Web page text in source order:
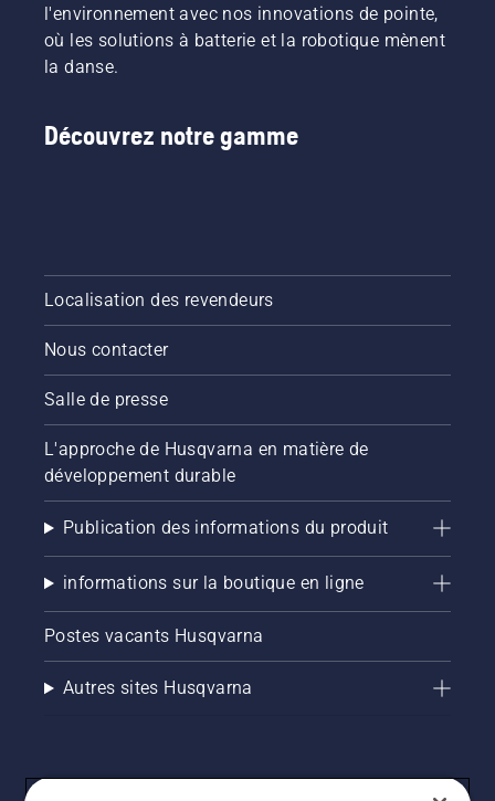
l'environnement avec nos innovations de pointe,
où les solutions à batterie et la robotique mènent
la danse.
Découvrez notre gamme
Localisation des revendeurs
Nous contacter
Salle de presse
L'approche de Husqvarna en matière de
développement durable
Publication des informations du produit
informations sur la boutique en ligne
Postes vacants Husqvarna
Autres sites Husqvarna